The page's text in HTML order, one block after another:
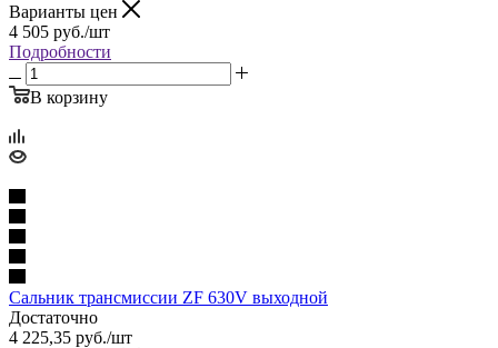
Варианты цен
4 505 руб./шт
Подробности
В корзину
Сальник трансмиссии ZF 630V выходной
Достаточно
4 225,35 руб./шт